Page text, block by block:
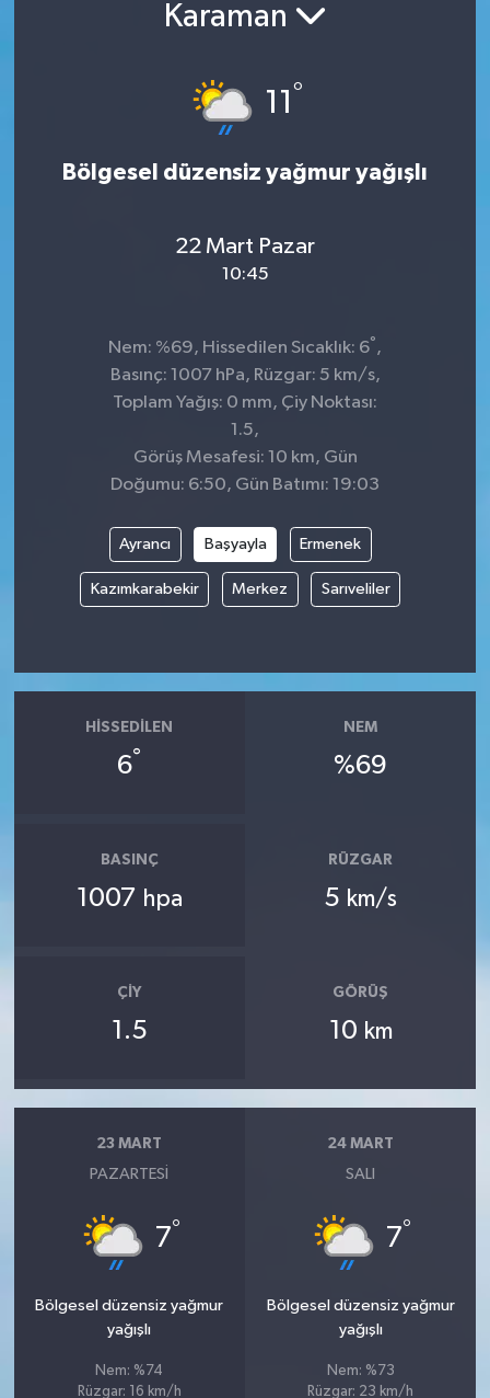
Karaman
11 °
Bölgesel düzensiz yağmur yağışlı
22 Mart Pazar
10:45
Nem: %69, Hissedilen Sıcaklık: 6° ,
Basınç: 1007 hPa, Rüzgar: 5 km/s,
Toplam Yağış: 0 mm, Çiy Noktası:
1.5,
Görüş Mesafesi: 10 km, Gün
Doğumu: 6:50, Gün Batımı: 19:03
Ayrancı Başyayla Ermenek
Kazımkarabekir Merkez Sarıveliler
HISSEDILEN
6°
NEM
%69
BASINÇ
1007 hpa
RÜZGAR
5 km/s
ÇIY
1.5
GÖRÜŞ
10 km
23 MART
PAZARTESI
7°
Bölgesel düzensiz yağmur
yağışlı
Nem: %74
Rüzgar: 16 km/h
24 MART
SALI
7°
Bölgesel düzensiz yağmur
yağışlı
Nem: %73
Rüzgar: 23 km/h